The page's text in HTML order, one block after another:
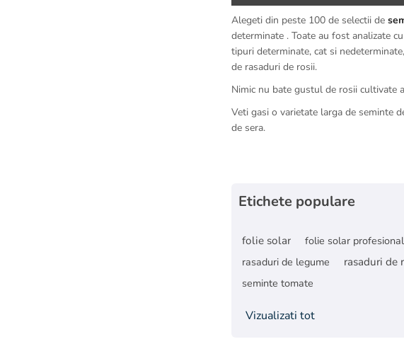
Alegeti din peste 100 de selectii de
determinate . Toate au fost analizate
tipuri determinate, cat si
de rasaduri de rosii.
Nimic nu bate gustul de rosii cultivate
Veti gasi o varietate larga de seminte
de sera.
Etichete populare
folie solar folie solar
rasaduri de legume
rasaduri de
seminte tomate
Vizualizati tot